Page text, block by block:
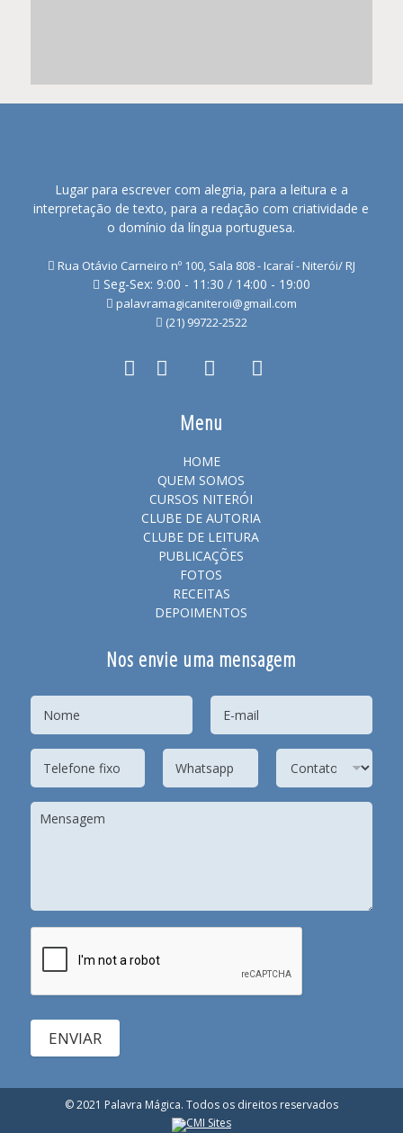
Lugar para escrever com alegria, para a leitura e a
interpretação de texto, para a redação com criatividade e
o domínio da língua portuguesa.
Rua Otávio Carneiro nº 100, Sala 808 - Icaraí - Niterói/ RJ
Seg-Sex: 9:00 - 11:30 / 14:00 - 19:00
palavramagicaniteroi@gmail.com
(21) 99722-2522
Menu
HOME
QUEM SOMOS
CURSOS NITERÓI
CLUBE DE AUTORIA
CLUBE DE LEITURA
PUBLICAÇÕES
FOTOS
RECEITAS
DEPOIMENTOS
Nos envie uma mensagem
ENVIAR
© 2021 Palavra Mágica. Todos os direitos reservados